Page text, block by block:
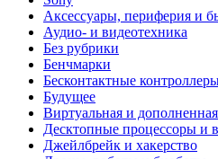
Аксессуары, периферия и
Аудио- и видеотехника
Без рубрики
Бенчмарки
Бесконтактные
Будущее
Виртуальная и
Десктопные процессоры и
Джейлбрейк и хакерство